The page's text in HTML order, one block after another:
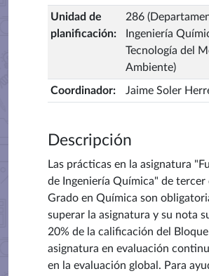
Unidad de
planificación:
286
Ingeniería
Tecnología del
Ambiente)
Coordinador: Jaime Soler
Descripción
Las prácticas en la asignatura
de Ingeniería Química" de tercer
Grado en Química son
superar la asignatura y su nota
20% de la calificación del Bloque
asignatura en evaluación
en la evaluación global. Para